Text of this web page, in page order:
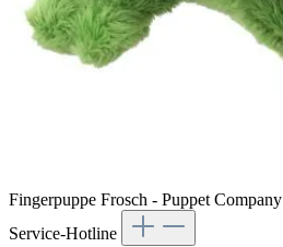
Fingerpuppe Frosch - Puppet Company
Service-Hotline